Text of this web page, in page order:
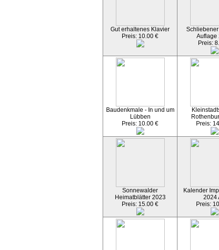
Gut erhaltenes Klavier
Preis: 10.00 €
Auflage
Preis:
Baudenkmale - In und um
Lübben
Preis: 10.00 €
Preis:
Sonnewalder
Heimatblätter 2023
Preis: 15.00 €
Kalender
2024
Preis: